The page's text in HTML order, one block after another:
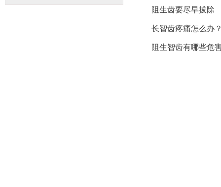
阻生齿要尽早拔除
长智齿疼痛怎么办
阻生智齿有哪些危